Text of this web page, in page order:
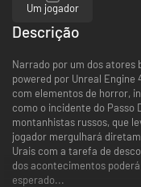
Um jogador
Descrição
Narrado por um dos atores
powered por Unreal Engine
com elementos de horror,
como o incidente do Passo
montanhistas russos, que
jogador mergulhará
Urais com a tarefa de
dos acontecimentos
esperado...